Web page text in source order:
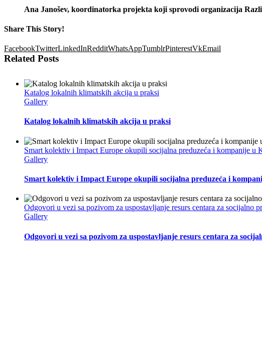
Ana Janošev, koordinatorka projekta koji sprovodi organizacija
Share This Story!
FacebookTwitterLinkedInRedditWhatsAppTumblrPinterestVkEmail
Related Posts
Katalog lokalnih klimatskih akcija u praksi
Gallery
Katalog lokalnih klimatskih akcija u praksi
Smart kolektiv i Impact Europe okupili socijalna preduzeća i kompanije u
Gallery
Smart kolektiv i Impact Europe okupili socijalna preduzeća i
Odgovori u vezi sa pozivom za uspostavljanje resurs centara za socijalno
Gallery
Odgovori u vezi sa pozivom za uspostavljanje resurs centara za